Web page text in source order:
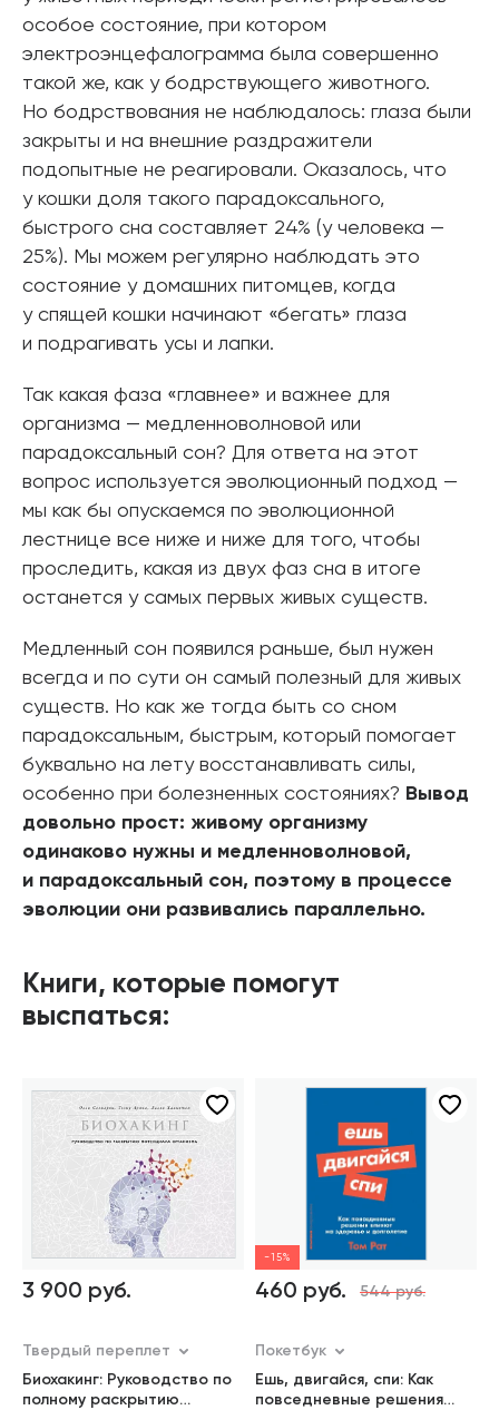
особое состояние, при котором
электроэнцефалограмма была совершенно
такой же, как у бодрствующего животного.
Но бодрствования не наблюдалось: глаза были
закрыты и на внешние раздражители
подопытные не реагировали. Оказалось, что
у кошки доля такого парадоксального,
быстрого сна составляет 24% (у человека —
25%). Мы можем регулярно наблюдать это
состояние у домашних питомцев, когда
у спящей кошки начинают «бегать» глаза
и подрагивать усы и лапки.
Так какая фаза «главнее» и важнее для
организма — медленноволновой или
парадоксальный сон? Для ответа на этот
вопрос используется эволюционный подход —
мы как бы опускаемся по эволюционной
лестнице все ниже и ниже для того, чтобы
проследить, какая из двух фаз сна в итоге
останется у самых первых живых существ.
Медленный сон появился раньше, был нужен
всегда и по сути он самый полезный для живых
существ. Но как же тогда быть со сном
парадоксальным, быстрым, который помогает
буквально на лету восстанавливать силы,
особенно при болезненных состояниях? Вывод
довольно прост: живому организму
одинаково нужны и медленноволновой,
и парадоксальный сон, поэтому в процессе
эволюции они развивались параллельно.
Книги, которые помогут
выспаться:
3 900 руб.
Твердый переплет
Биохакинг: Руководство по
полному раскрытию
-15%
460 руб. 544 руб.
Покетбук
Ешь, двигайся, спи: Как
повседневные решения